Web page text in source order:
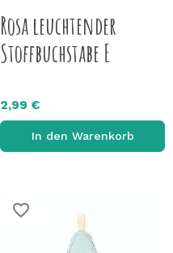
Rosa leuchtender
Stoffbuchstabe E
2,99 €
In den Warenkorb
favorite_border